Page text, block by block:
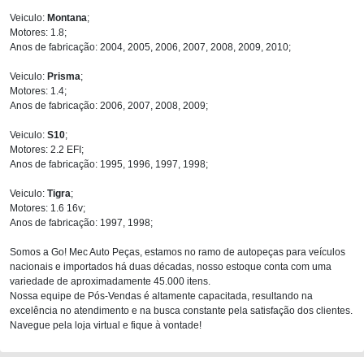
Veiculo: Montana;
Motores: 1.8;
Anos de fabricação: 2004, 2005, 2006, 2007, 2008, 2009, 2010;
Veiculo: Prisma;
Motores: 1.4;
Anos de fabricação: 2006, 2007, 2008, 2009;
Veiculo: S10;
Motores: 2.2 EFI;
Anos de fabricação: 1995, 1996, 1997, 1998;
Veiculo: Tigra;
Motores: 1.6 16v;
Anos de fabricação: 1997, 1998;
Somos a Go! Mec Auto Peças, estamos no ramo de autopeças para veículos
nacionais e importados há duas décadas, nosso estoque conta com uma
variedade de aproximadamente 45.000 itens.
Nossa equipe de Pós-Vendas é altamente capacitada, resultando na
excelência no atendimento e na busca constante pela satisfação dos clientes.
Navegue pela loja virtual e fique à vontade!